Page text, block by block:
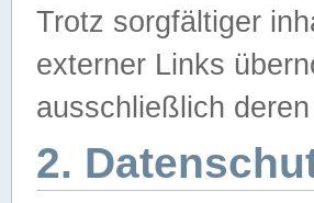
Trotz sorgfältiger
externer Links
ausschließlich
2.